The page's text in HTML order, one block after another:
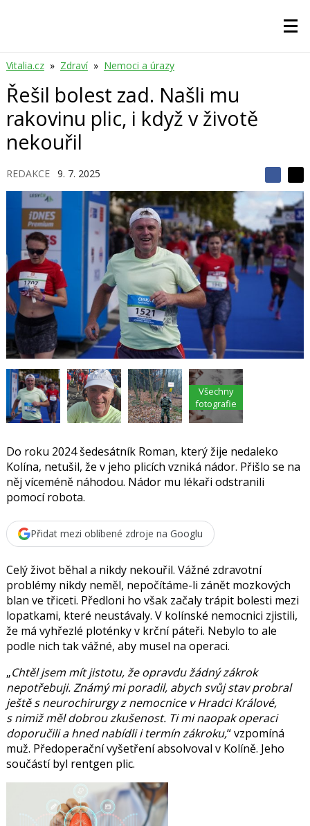
Vitalia.cz » Zdraví » Nemoci a úrazy
Řešil bolest zad. Našli mu
rakovinu plic, i když v životě
nekouřil
REDAKCE 9. 7. 2025
S
d
í
l
e
t
S
í
l
e
j
t
e
n
a
F
a
c
e
o
k
í
l
t
e
n
s
Všechny
fotografie
Do roku 2024 šedesátník Roman, který žije nedaleko
Kolína, netušil, že v jeho plicích vzniká nádor. Přišlo se na
něj víceméně náhodou. Nádor mu lékaři odstranili
pomocí robota.
Přidat mezi oblíbené zdroje na Googlu
Celý život běhal a nikdy nekouřil. Vážné zdravotní
problémy nikdy neměl, nepočítáme-li zánět mozkových
blan ve třiceti. Předloni ho však začaly trápit bolesti mezi
lopatkami, které neustávaly. V kolínské nemocnici zjistili,
že má vyhřezlé ploténky v krční páteři. Nebylo to ale
podle nich tak vážné, aby musel na operaci.
Chtěl jsem mít jistotu, že opravdu žádný zákrok
nepotřebuji. Známý mi poradil, abych svůj stav probral
ještě s neurochirurgy z nemocnice v Hradci Králové,
s nimiž měl dobrou zkušenost. Ti mi naopak operaci
doporučili a hned nabídli i termín zákroku, vzpomíná
muž. Předoperační vyšetření absolvoval v Kolíně. Jeho
součástí byl rentgen plic.